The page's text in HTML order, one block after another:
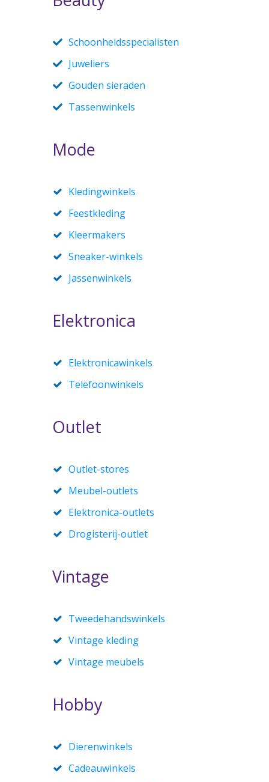
Schoonheidsspecialisten
Juweliers
Gouden sieraden
Tassenwinkels
Mode
Kledingwinkels
Feestkleding
Kleermakers
Sneaker-winkels
Jassenwinkels
Elektronica
Elektronicawinkels
Telefoonwinkels
Outlet
Outlet-stores
Meubel-outlets
Elektronica-outlets
Drogisterij-outlet
Vintage
Tweedehandswinkels
Vintage kleding
Vintage meubels
Hobby
Dierenwinkels
Cadeauwinkels